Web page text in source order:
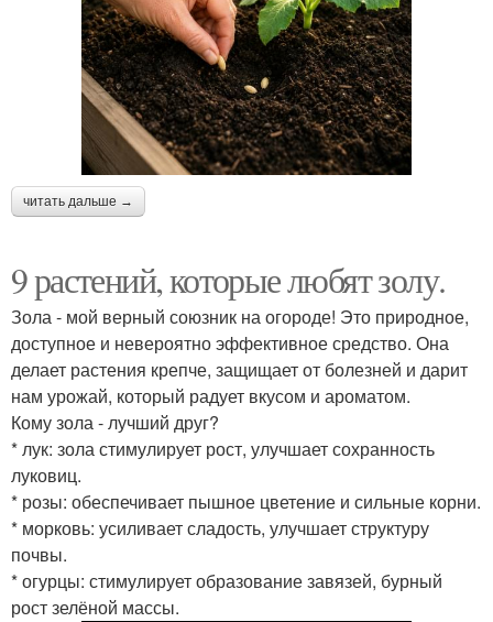
читать дальше →
9 растений, которые любят золу.
Зола - мой верный союзник на огороде! Это природное,
доступное и невероятно эффективное средство. Она
делает растения крепче, защищает от болезней и дарит
нам урожай, который радует вкусом и ароматом.
Кому зола - лучший друг?
* лук: зола стимулирует рост, улучшает сохранность
луковиц.
* розы: обеспечивает пышное цветение и сильные корни.
* морковь: усиливает сладость, улучшает структуру
почвы.
* огурцы: стимулирует образование завязей, бурный
рост зелёной массы.